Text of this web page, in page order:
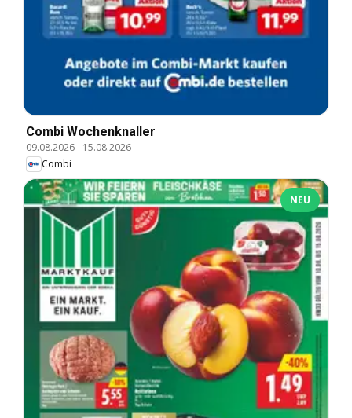
Combi Wochenknaller
09.08.2026- 15.08.2026
Combi
NEU